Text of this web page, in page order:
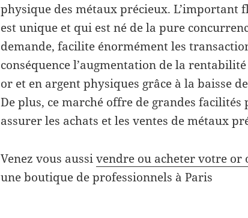
physique des métaux précieux. L’important
est unique et qui est né de la pure
demande, facilite énormément les
conséquence l’augmentation de la
or et en argent physiques grâce à la baisse
De plus, ce marché offre de grandes
assurer les achats et les ventes de métaux
Venez vous aussivendre ou acheter votre or
une boutique de professionnels à Paris